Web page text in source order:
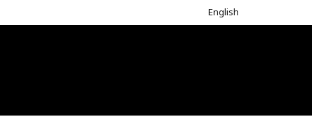
English